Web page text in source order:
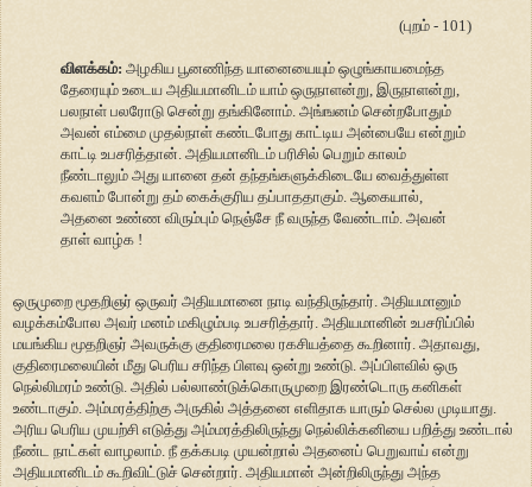
(புறம் - 101)
விளக்கம்: அழகிய பூனணிந்த யானையையும் ஒழுங்காயமைந்த
தேரையும் உடைய அதியமானிடம் யாம் ஒருநாளன்று, இருநாளன்று,
பலநாள் பலரோடு சென்று தங்கினோம். அங்ஙனம் சென்றபோதும்
அவன் எம்மை முதல்நாள் கண்டபோது காட்டிய அன்பையே என்றும்
காட்டி உபசரித்தான். அதியமானிடம் பரிசில் பெறும் காலம்
நீண்டாலும் அது யானை தன் தந்தங்களுக்கிடையே வைத்துள்ள
கவளம் போன்று தம் கைக்குரிய தப்பாததாகும். ஆகையால்,
அதனை உண்ண விரும்பும் நெஞ்சே நீ வருந்த வேண்டாம். அவன்
தாள் வாழ்க !
ஒருமுறை மூதறிஞர் ஒருவர் அதியமானை நாடி வந்திருந்தார். அதியமானும்
வழக்கம்போல அவர் மனம் மகிழும்படி உபசரித்தார். அதியமானின் உபசரிப்பில்
மயங்கிய மூதறிஞர் அவருக்கு குதிரைமலை ரகசியத்தை கூறினார். அதாவது,
குதிரைமலையின் மீது பெரிய சரிந்த பிளவு ஒன்று உண்டு. அப்பிளவில் ஒரு
நெல்லிமரம் உண்டு. அதில் பல்லாண்டுக்கொருமுறை இரண்டொரு கனிகள்
உண்டாகும். அம்மரத்திற்கு அருகில் அத்தனை எளிதாக யாரும் செல்ல முடியாது.
அரிய பெரிய முயற்சி எடுத்து அம்மரத்திலிருந்து நெல்லிக்கனியை பறித்து உண்டால்
நீண்ட நாட்கள் வாழலாம். நீ தக்கபடி முயன்றால் அதனைப் பெறுவாய் என்று
அதியமானிடம் கூறிவிட்டுச் சென்றார். அதியமான் அன்றிலிருந்து அந்த